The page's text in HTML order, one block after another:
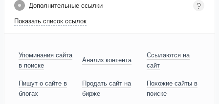
Дополнительные ссылки
Показать список ссылок
Упоминания сайта
в поиске
Анализ контента
Ссылаются на
сайт
Пишут о сайте в
блогах
Продать сайт на
бирже
Похожие сайты в
поиске